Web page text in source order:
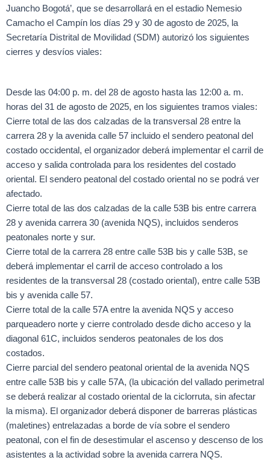
Juancho Bogotá’, que se desarrollará en el estadio Nemesio
Camacho el Campín los días 29 y 30 de agosto de 2025, la
Secretaría Distrital de Movilidad (SDM) autorizó los siguientes
cierres y desvíos viales:
Desde las 04:00 p. m. del 28 de agosto hasta las 12:00 a. m.
horas del 31 de agosto de 2025, en los siguientes tramos viales:
Cierre total de las dos calzadas de la transversal 28 entre la
carrera 28 y la avenida calle 57 incluido el sendero peatonal del
costado occidental, el organizador deberá implementar el carril de
acceso y salida controlada para los residentes del costado
oriental. El sendero peatonal del costado oriental no se podrá ver
afectado.
Cierre total de las dos calzadas de la calle 53B bis entre carrera
28 y avenida carrera 30 (avenida NQS), incluidos senderos
peatonales norte y sur.
Cierre total de la carrera 28 entre calle 53B bis y calle 53B, se
deberá implementar el carril de acceso controlado a los
residentes de la transversal 28 (costado oriental), entre calle 53B
bis y avenida calle 57.
Cierre total de la calle 57A entre la avenida NQS y acceso
parqueadero norte y cierre controlado desde dicho acceso y la
diagonal 61C, incluidos senderos peatonales de los dos
costados.
Cierre parcial del sendero peatonal oriental de la avenida NQS
entre calle 53B bis y calle 57A, (la ubicación del vallado perimetral
se deberá realizar al costado oriental de la ciclorruta, sin afectar
la misma). El organizador deberá disponer de barreras plásticas
(maletines) entrelazadas a borde de vía sobre el sendero
peatonal, con el fin de desestimular el ascenso y descenso de los
asistentes a la actividad sobre la avenida carrera NQS.